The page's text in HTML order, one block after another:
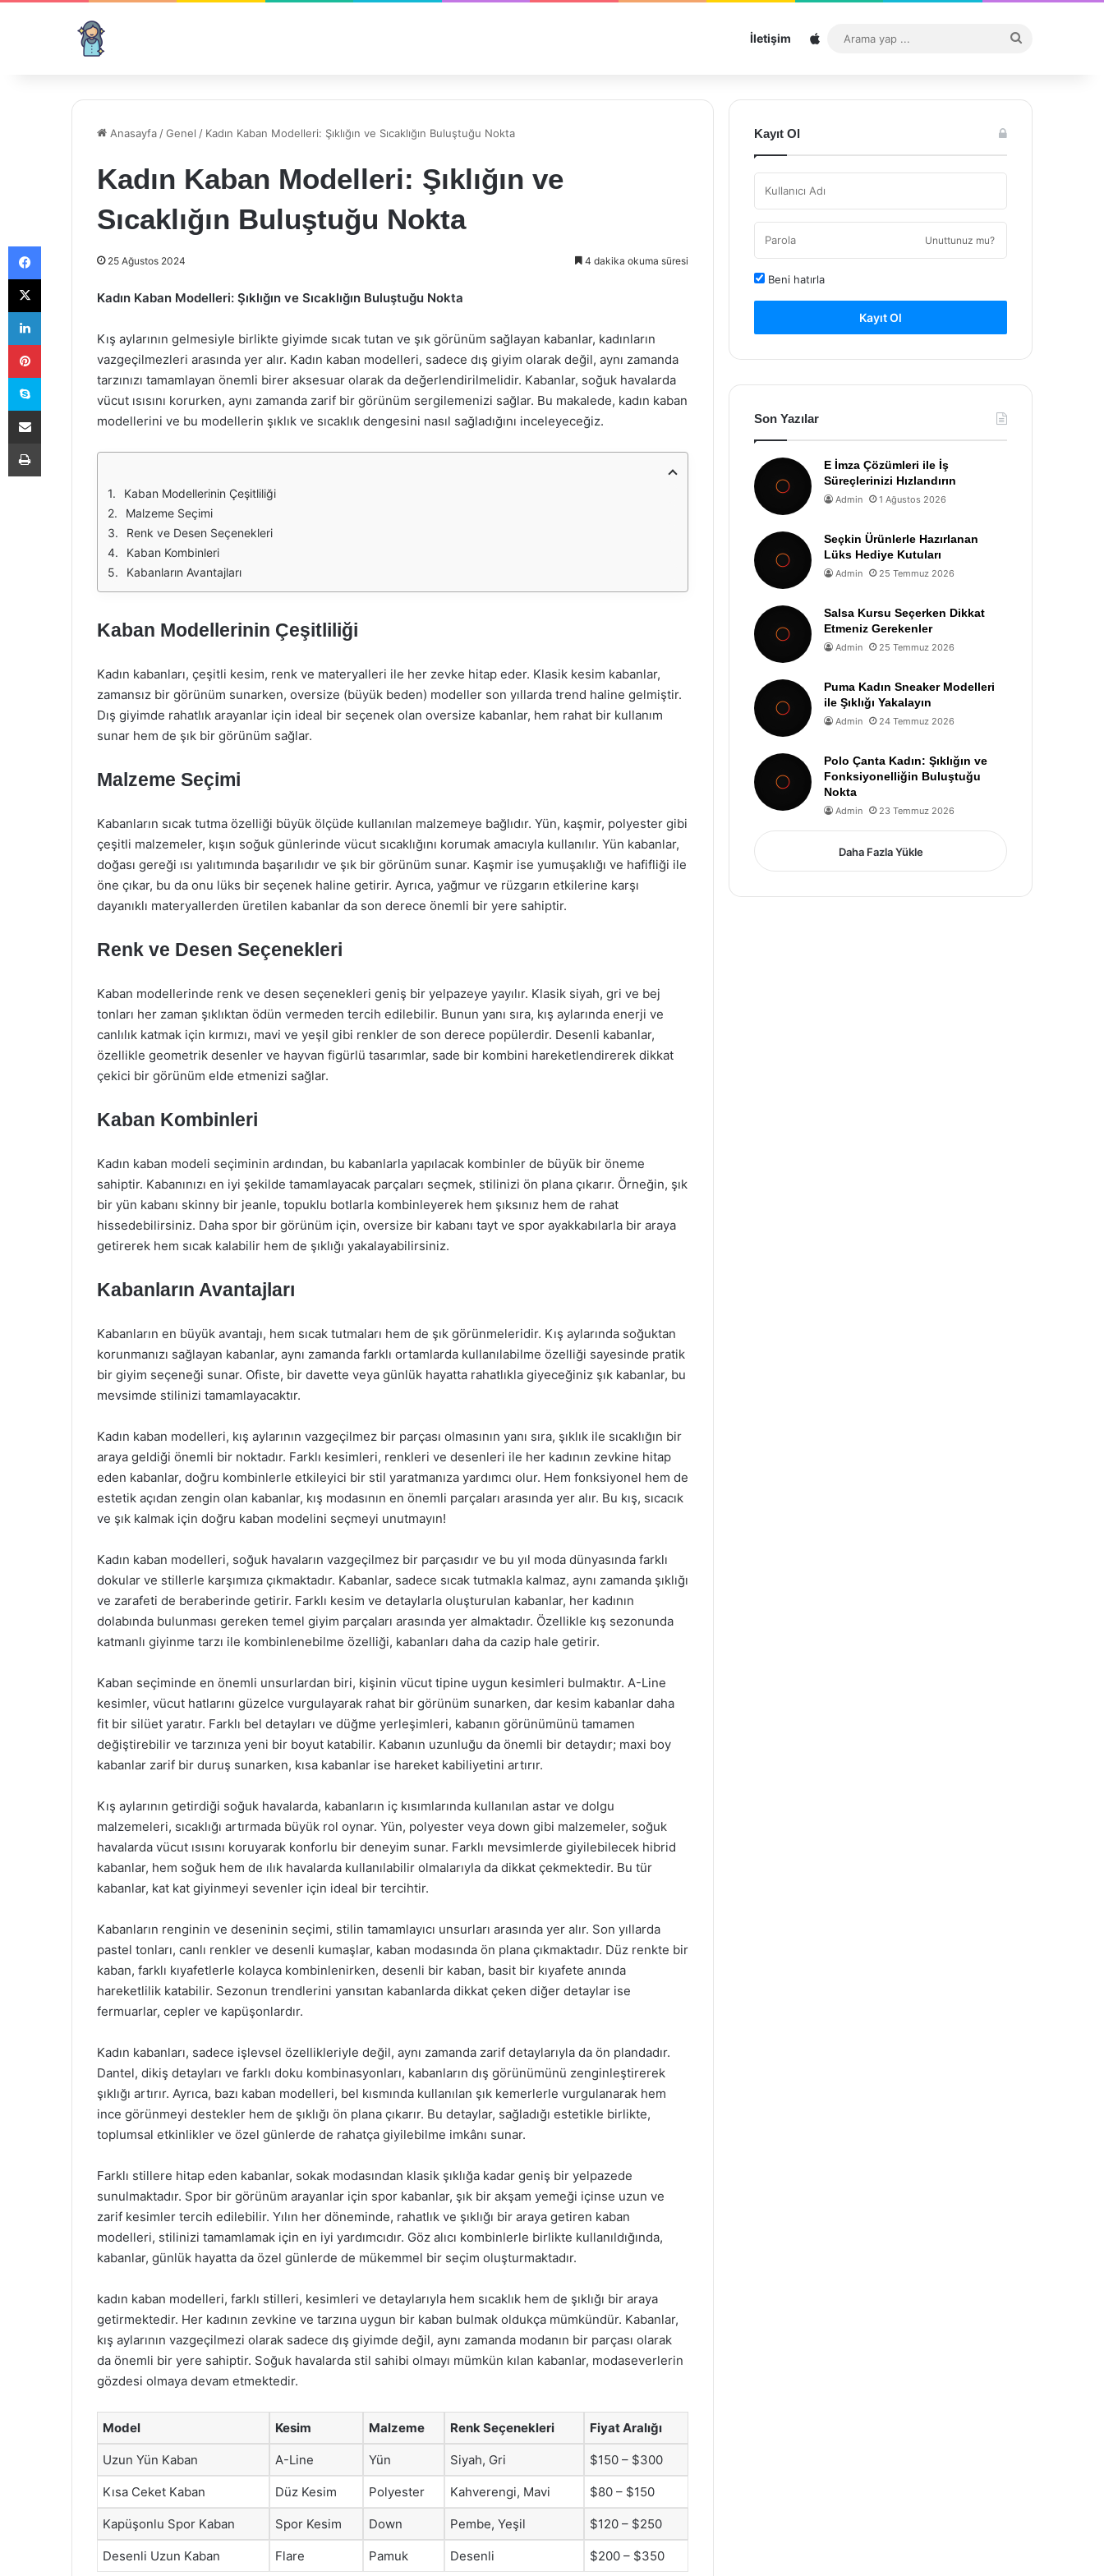
İletişim Sitemap
...
Anasayfa /Genel / Kadın Kaban Modelleri: Şıklığın ve Sıcaklığın Buluştuğu Nokta
Kadın Kaban Modelleri: Şıklığın ve
Sıcaklığın Buluştuğu Nokta
25 Ağustos 2024 4 dakika okuma süresi
Kadın Kaban Modelleri: Şıklığın ve Sıcaklığın Buluştuğu Nokta
Kış aylarının gelmesiyle birlikte giyimde sıcak tutan ve şık görünüm sağlayan kabanlar, kadınların
vazgeçilmezleri arasında yer alır. Kadın kaban modelleri, sadece dış giyim olarak değil, aynı zamanda
tarzınızı tamamlayan önemli birer aksesuar olarak da değerlendirilmelidir. Kabanlar, soğuk havalarda
vücut ısısını korurken, aynı zamanda zarif bir görünüm sergilemenizi sağlar. Bu makalede, kadın kaban
modellerini ve bu modellerin şıklık ve sıcaklık dengesini nasıl sağladığını inceleyeceğiz.
Kaban Modellerinin Çeşitliliği
Malzeme Seçimi
Renk ve Desen Seçenekleri
Kaban Kombinleri
Kabanların Avantajları
Kaban Modellerinin Çeşitliliği
Kadın kabanları, çeşitli kesim, renk ve materyalleri ile her zevke hitap eder. Klasik kesim kabanlar,
zamansız bir görünüm sunarken, oversize (büyük beden) modeller son yıllarda trend haline gelmiştir.
Dış giyimde rahatlık arayanlar için ideal bir seçenek olan oversize kabanlar, hem rahat bir kullanım
sunar hem de şık bir görünüm sağlar.
Malzeme Seçimi
Kabanların sıcak tutma özelliği büyük ölçüde kullanılan malzemeye bağlıdır. Yün, kaşmir, polyester gibi
çeşitli malzemeler, kışın soğuk günlerinde vücut sıcaklığını korumak amacıyla kullanılır. Yün kabanlar,
doğası gereği ısı yalıtımında başarılıdır ve şık bir görünüm sunar. Kaşmir ise yumuşaklığı ve hafifliği ile
öne çıkar, bu da onu lüks bir seçenek haline getirir. Ayrıca, yağmur ve rüzgarın etkilerine karşı
dayanıklı materyallerden üretilen kabanlar da son derece önemli bir yere sahiptir.
Renk ve Desen Seçenekleri
Kaban modellerinde renk ve desen seçenekleri geniş bir yelpazeye yayılır. Klasik siyah, gri ve bej
tonları her zaman şıklıktan ödün vermeden tercih edilebilir. Bunun yanı sıra, kış aylarında enerji ve
canlılık katmak için kırmızı, mavi ve yeşil gibi renkler de son derece popülerdir. Desenli kabanlar,
özellikle geometrik desenler ve hayvan figürlü tasarımlar, sade bir kombini hareketlendirerek dikkat
çekici bir görünüm elde etmenizi sağlar.
Kaban Kombinleri
Kadın kaban modeli seçiminin ardından, bu kabanlarla yapılacak kombinler de büyük bir öneme
sahiptir. Kabanınızı en iyi şekilde tamamlayacak parçaları seçmek, stilinizi ön plana çıkarır. Örneğin, şık
bir yün kabanı skinny bir jeanle, topuklu botlarla kombinleyerek hem şıksınız hem de rahat
hissedebilirsiniz. Daha spor bir görünüm için, oversize bir kabanı tayt ve spor ayakkabılarla bir araya
getirerek hem sıcak kalabilir hem de şıklığı yakalayabilirsiniz.
Kabanların Avantajları
Kabanların en büyük avantajı, hem sıcak tutmaları hem de şık görünmeleridir. Kış aylarında soğuktan
korunmanızı sağlayan kabanlar, aynı zamanda farklı ortamlarda kullanılabilme özelliği sayesinde pratik
bir giyim seçeneği sunar. Ofiste, bir davette veya günlük hayatta rahatlıkla giyeceğiniz şık kabanlar, bu
mevsimde stilinizi tamamlayacaktır.
Kadın kaban modelleri, kış aylarının vazgeçilmez bir parçası olmasının yanı sıra, şıklık ile sıcaklığın bir
araya geldiği önemli bir noktadır. Farklı kesimleri, renkleri ve desenleri ile her kadının zevkine hitap
eden kabanlar, doğru kombinlerle etkileyici bir stil yaratmanıza yardımcı olur. Hem fonksiyonel hem de
estetik açıdan zengin olan kabanlar, kış modasının en önemli parçaları arasında yer alır. Bu kış, sıcacık
ve şık kalmak için doğru kaban modelini seçmeyi unutmayın!
Kadın kaban modelleri, soğuk havaların vazgeçilmez bir parçasıdır ve bu yıl moda dünyasında farklı
dokular ve stillerle karşımıza çıkmaktadır. Kabanlar, sadece sıcak tutmakla kalmaz, aynı zamanda şıklığı
ve zarafeti de beraberinde getirir. Farklı kesim ve detaylarla oluşturulan kabanlar, her kadının
dolabında bulunması gereken temel giyim parçaları arasında yer almaktadır. Özellikle kış sezonunda
katmanlı giyinme tarzı ile kombinlenebilme özelliği, kabanları daha da cazip hale getirir.
Kaban seçiminde en önemli unsurlardan biri, kişinin vücut tipine uygun kesimleri bulmaktır. A-Line
kesimler, vücut hatlarını güzelce vurgulayarak rahat bir görünüm sunarken, dar kesim kabanlar daha
fit bir silüet yaratır. Farklı bel detayları ve düğme yerleşimleri, kabanın görünümünü tamamen
değiştirebilir ve tarzınıza yeni bir boyut katabilir. Kabanın uzunluğu da önemli bir detaydır; maxi boy
kabanlar zarif bir duruş sunarken, kısa kabanlar ise hareket kabiliyetini artırır.
Kış aylarının getirdiği soğuk havalarda, kabanların iç kısımlarında kullanılan astar ve dolgu
malzemeleri, sıcaklığı artırmada büyük rol oynar. Yün, polyester veya down gibi malzemeler, soğuk
havalarda vücut ısısını koruyarak konforlu bir deneyim sunar. Farklı mevsimlerde giyilebilecek hibrid
kabanlar, hem soğuk hem de ılık havalarda kullanılabilir olmalarıyla da dikkat çekmektedir. Bu tür
kabanlar, kat kat giyinmeyi sevenler için ideal bir tercihtir.
Kabanların renginin ve deseninin seçimi, stilin tamamlayıcı unsurları arasında yer alır. Son yıllarda
pastel tonları, canlı renkler ve desenli kumaşlar, kaban modasında ön plana çıkmaktadır. Düz renkte bir
kaban, farklı kıyafetlerle kolayca kombinlenirken, desenli bir kaban, basit bir kıyafete anında
hareketlilik katabilir. Sezonun trendlerini yansıtan kabanlarda dikkat çeken diğer detaylar ise
fermuarlar, cepler ve kapüşonlardır.
Kadın kabanları, sadece işlevsel özellikleriyle değil, aynı zamanda zarif detaylarıyla da ön plandadır.
Dantel, dikiş detayları ve farklı doku kombinasyonları, kabanların dış görünümünü zenginleştirerek
şıklığı artırır. Ayrıca, bazı kaban modelleri, bel kısmında kullanılan şık kemerlerle vurgulanarak hem
ince görünmeyi destekler hem de şıklığı ön plana çıkarır. Bu detaylar, sağladığı estetikle birlikte,
toplumsal etkinlikler ve özel günlerde de rahatça giyilebilme imkânı sunar.
Farklı stillere hitap eden kabanlar, sokak modasından klasik şıklığa kadar geniş bir yelpazede
sunulmaktadır. Spor bir görünüm arayanlar için spor kabanlar, şık bir akşam yemeği içinse uzun ve
zarif kesimler tercih edilebilir. Yılın her döneminde, rahatlık ve şıklığı bir araya getiren kaban
modelleri, stilinizi tamamlamak için en iyi yardımcıdır. Göz alıcı kombinlerle birlikte kullanıldığında,
kabanlar, günlük hayatta da özel günlerde de mükemmel bir seçim oluşturmaktadır.
kadın kaban modelleri, farklı stilleri, kesimleri ve detaylarıyla hem sıcaklık hem de şıklığı bir araya
getirmektedir. Her kadının zevkine ve tarzına uygun bir kaban bulmak oldukça mümkündür. Kabanlar,
kış aylarının vazgeçilmezi olarak sadece dış giyimde değil, aynı zamanda modanın bir parçası olarak
da önemli bir yere sahiptir. Soğuk havalarda stil sahibi olmayı mümkün kılan kabanlar, modaseverlerin
gözdesi olmaya devam etmektedir.
Model Kesim Malzeme Renk Seçenekleri Fiyat Aralığı
Uzun Yün Kaban A-Line Yün Siyah, Gri $150 – $300
Kısa Ceket Kaban Düz Kesim Polyester Kahverengi, Mavi $80 – $150
Kapüşonlu Spor Kaban Spor Kesim Down Pembe, Yeşil $120 – $250
Desenli Uzun Kaban Flare Pamuk Desenli $200 – $350
Kayıt Ol
Unuttunuz mu?
Beni hatırla
Kayıt Ol
Son Yazılar
E İmza Çözümleri ile İş
Süreçlerinizi Hızlandırın
Admin 1 Ağustos 2026
Seçkin Ürünlerle Hazırlanan
Lüks Hediye Kutuları
Admin 25 Temmuz 2026
Salsa Kursu Seçerken Dikkat
Etmeniz Gerekenler
Admin 25 Temmuz 2026
Puma Kadın Sneaker Modelleri
ile Şıklığı Yakalayın
Admin 24 Temmuz 2026
Polo Çanta Kadın: Şıklığın ve
Fonksiyonelliğin Buluştuğu
Nokta
Admin 23 Temmuz 2026
Daha Fazla Yükle
Facebook
X
LinkedIn
Pinterest
Skype
E-Posta ile paylaş